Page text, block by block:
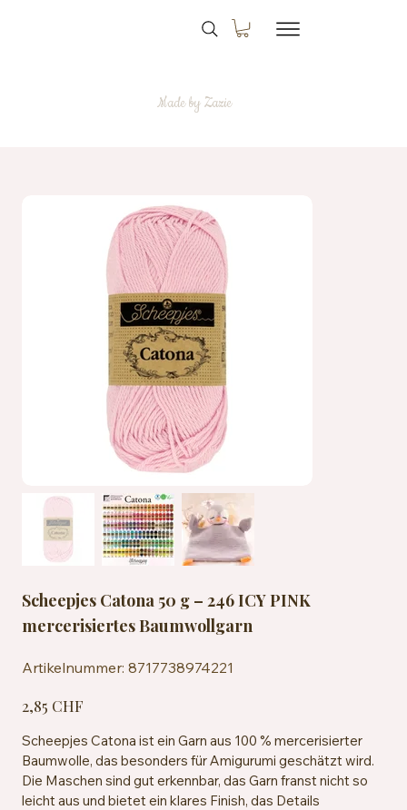
Made by Zazie
Scheepjes Catona 50 g – 246 ICY PINK
mercerisiertes Baumwollgarn
Artikelnummer: 8717738974221
8717738974221
2,85 CHF
Scheepjes Catona ist ein Garn aus 100 % mercerisierter
Baumwolle, das besonders für Amigurumi geschätzt wird.
Die Maschen sind gut erkennbar, das Garn franst nicht so
leicht aus und bietet ein klares Finish, das Details